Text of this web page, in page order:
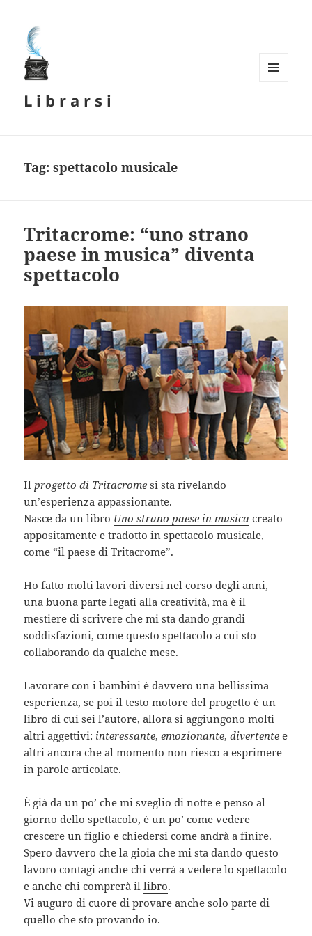
L i b r a r s i
Tag:spettacolo musicale
Tritacrome: “uno strano
paese in musica” diventa
spettacolo
Ilprogetto di Tritacrome si sta rivelando
un’esperienza appassionante.
Nasce da un libro Uno strano paese in musica creato
appositamente e tradotto in spettacolo musicale,
come “il paese di Tritacrome”.
Ho fatto molti lavori diversi nel corso degli anni,
una buona parte legati alla creatività, ma è il
mestiere di scrivere che mi sta dando grandi
soddisfazioni, come questo spettacolo a cui sto
collaborando da qualche mese.
Lavorare con i bambini è davvero una bellissima
esperienza, se poi il testo motore del progetto è un
libro di cui sei l’autore, allora si aggiungono molti
altri aggettivi: interessante,emozionante,divertente e
altri ancora che al momento non riesco a esprimere
in parole articolate.
È già da un po’ che mi sveglio di notte e penso al
giorno dello spettacolo, è un po’ come vedere
crescere un figlio e chiedersi come andrà a finire.
Spero davvero che la gioia che mi sta dando questo
lavoro contagi anche chi verrà a vedere lo spettacolo
e anche chi comprerà illibro.
Vi auguro di cuore di provare anche solo parte di
quello che sto provando io.